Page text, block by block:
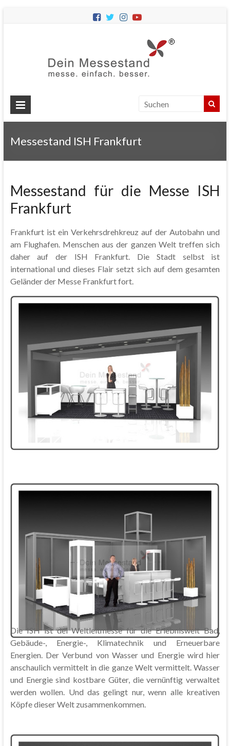
Messestände
für
Messestand ISH Frankfurt
Messestand für die Messe ISH
Frankfurt
Frankfurt ist ein Verkehrsdrehkreuz auf der Autobahn und
am Flughafen. Menschen aus der ganzen Welt treffen sich
daher auf der ISH Frankfurt. Die Stadt selbst ist
international und dieses Flair setzt sich auf dem gesamten
Geländer der Messe Frankfurt fort.
Die ISH ist dei Weltleitmesse für die Erlebniswelt Bad,
Gebäude-, Energie-, Klimatechnik und Erneuerbare
Energien. Der Verbund von Wasser und Energie wird hier
anschaulich vermittelt in die ganze Welt vermittelt. Wasser
und Energie sind kostbare Güter, die vernünftig verwaltet
werden wollen. Und das gelingt nur, wenn alle kreativen
Köpfe dieser Welt zusammenkommen.